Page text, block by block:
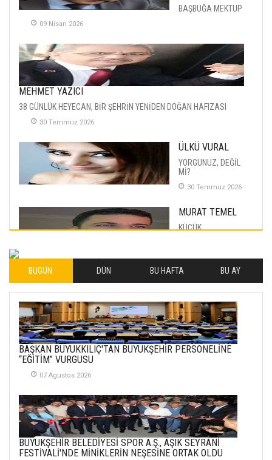
BAŞBUĞA MEKTUP
09 Nisan 2026
MEHMET YAZICI
38 GÜNLÜK HEYECAN, BİR ŞEHRİN YENİDEN DOĞAN HAFIZASI
30 Temmuz 2026
ÜLKÜ VURAL
YORGUNUZ, DEĞİL
Mİ?
30 Temmuz 2026
MURAT TEMEL
KÜÇÜK
İLHAN YILMAZ
SOFRADA AYRIMCILIK
VAR
26 Subat 2026
METİN ERTEM
SEMRA ŞAHİN
KENDİNE UYANMAK
30 Temmuz 2026
BUGÜN DÜN BU HAFTA BU AY
BAŞKAN BÜYÜKKILIÇ'TAN BÜYÜKŞEHİR PERSONELİNE
“EĞİTİM” VURGUSU
07 Agustos 2026
BÜYÜKŞEHİR BELEDİYESİ SPOR A.Ş., ÂŞIK SEYRANİ
FESTİVALİ'NDE MİNİKLERİN NEŞESİNE ORTAK OLDU